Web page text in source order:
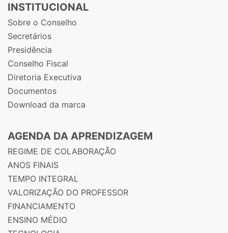
INSTITUCIONAL
Sobre o Conselho
Secretários
Presidência
Conselho Fiscal
Diretoria Executiva
Documentos
Download da marca
AGENDA DA APRENDIZAGEM
REGIME DE COLABORAÇÃO
ANOS FINAIS
TEMPO INTEGRAL
VALORIZAÇÃO DO PROFESSOR
FINANCIAMENTO
ENSINO MÉDIO